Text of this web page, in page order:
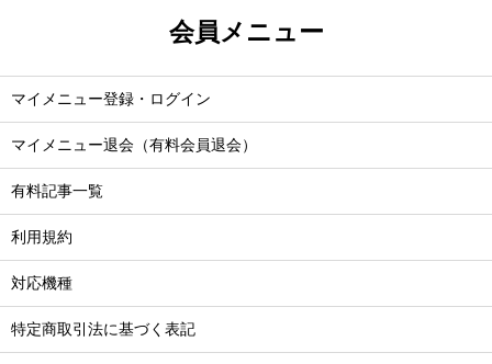
会員メニュー
マイメニュー登録・ログイン
マイメニュー退会（有料会員退会）
有料記事一覧
利用規約
対応機種
特定商取引法に基づく表記